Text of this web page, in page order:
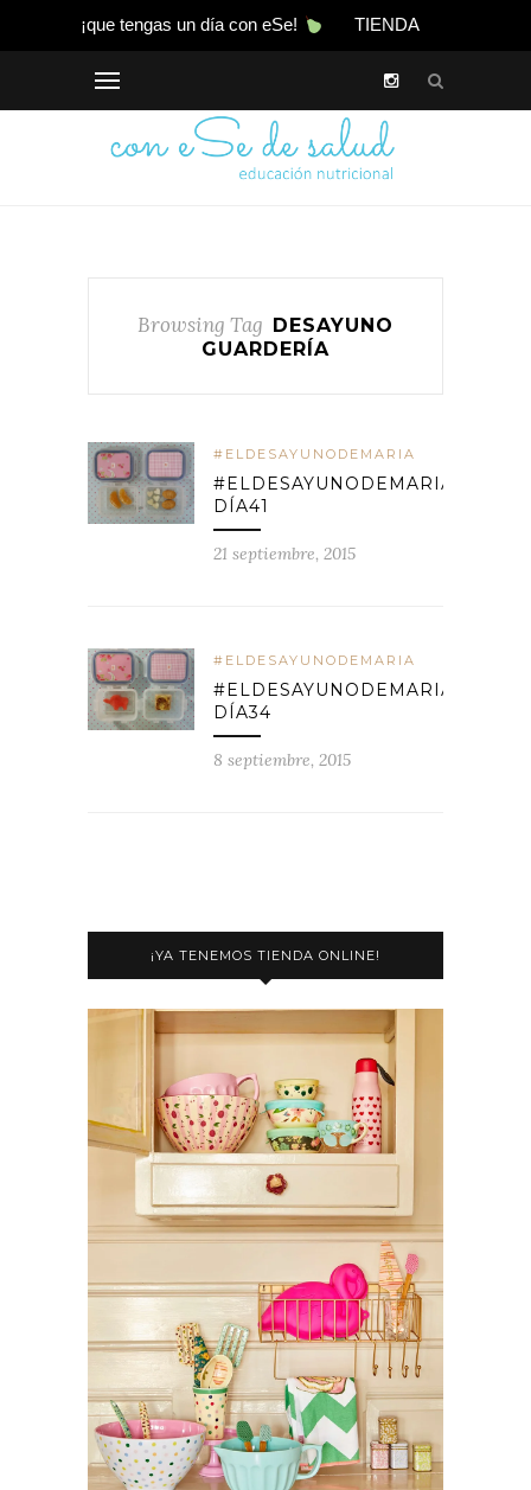
¡que tengas un día con eSe! TIENDA
Browsing Tag DESAYUNO
GUARDERÍA
#ELDESAYUNODEMARIA
#ELDESAYUNODEMARIA
DÍA41
21 septiembre, 2015
#ELDESAYUNODEMARIA
#ELDESAYUNODEMARIA
DÍA34
8 septiembre, 2015
¡YA TENEMOS TIENDA ONLINE!